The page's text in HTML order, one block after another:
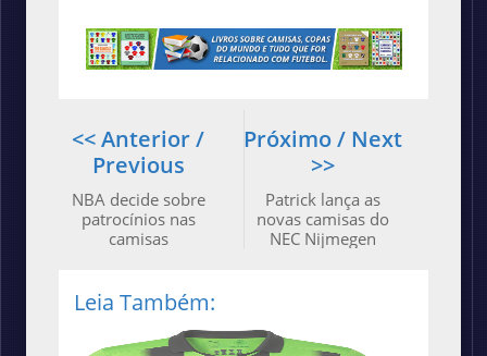
Próximo / Next
>>
Patrick lança as
novas camisas do
NEC Nijmegen
<< Anterior /
Previous
NBA decide sobre
patrocínios nas
camisas
Leia Também: